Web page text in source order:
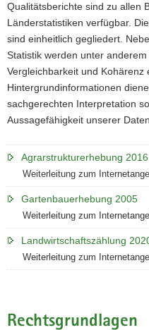
Qualitätsberichte sind zu allen
Länderstatistiken verfügbar.
sind einheitlich gegliedert.
Statistik werden unter
Vergleichbarkeit und Kohärenz
Hintergrundinformationen
sachgerechten Interpretation
Aussagefähigkeit unserer Daten.
Agrarstrukturerhebung 2016
Weiterleitung zum
Gartenbauerhebung 2005
Weiterleitung zum
Landwirtschaftszählung
Weiterleitung zum
Rechtsgrundlagen